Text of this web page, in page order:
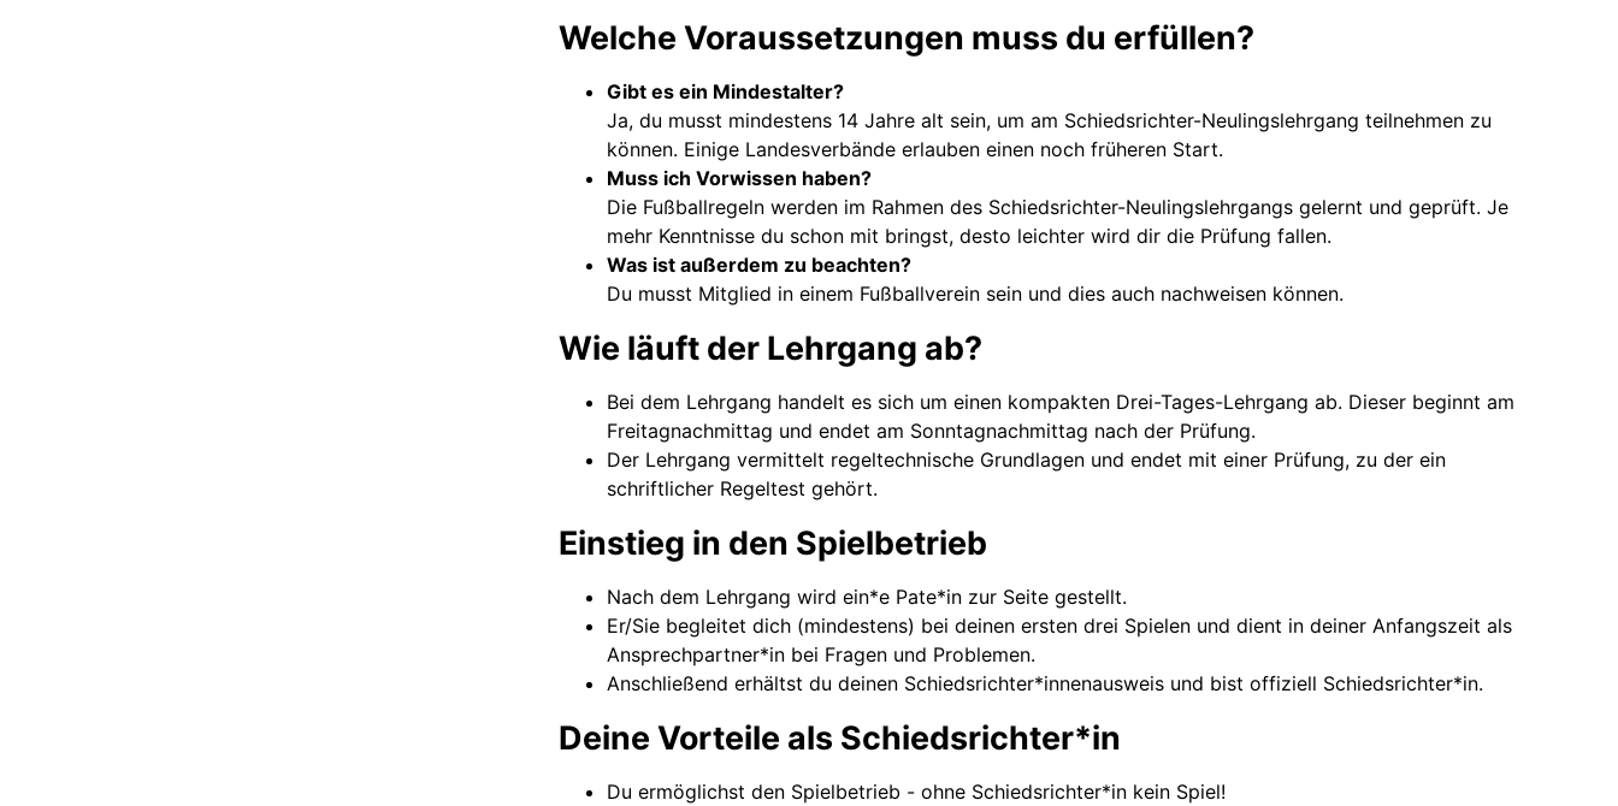
Welche Voraussetzungen muss du erfüllen?
Gibt es ein Mindestalter?
Ja, du musst mindestens 14 Jahre alt sein, um am Schiedsrichter-Neulingslehrgang teilnehmen zu
können. Einige Landesverbände erlauben einen noch früheren Start.
Muss ich Vorwissen haben?
Die Fußballregeln werden im Rahmen des Schiedsrichter-Neulingslehrgangs gelernt und geprüft. Je
mehr Kenntnisse du schon mit bringst, desto leichter wird dir die Prüfung fallen.
Was ist außerdem zu beachten?
Du musst Mitglied in einem Fußballverein sein und dies auch nachweisen können.
Wie läuft der Lehrgang ab?
Bei dem Lehrgang handelt es sich um einen kompakten Drei-Tages-Lehrgang ab. Dieser beginnt am
Freitagnachmittag und endet am Sonntagnachmittag nach der Prüfung.
Der Lehrgang vermittelt regeltechnische Grundlagen und endet mit einer Prüfung, zu der ein
schriftlicher Regeltest gehört.
Einstieg in den Spielbetrieb
Nach dem Lehrgang wird ein*e Pate*in zur Seite gestellt.
Er/Sie begleitet dich (mindestens) bei deinen ersten drei Spielen und dient in deiner Anfangszeit als
Ansprechpartner*in bei Fragen und Problemen.
Anschließend erhältst du deinen Schiedsrichter*innenausweis und bist offiziell Schiedsrichter*in.
Deine Vorteile als Schiedsrichter*in
Du ermöglichst den Spielbetrieb - ohne Schiedsrichter*in kein Spiel!